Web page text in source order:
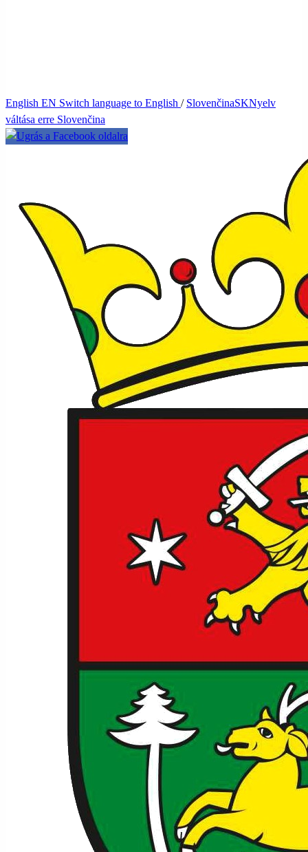
English EN Switch language to English / SlovenčinaSKNyelv
váltása erre Slovenčina